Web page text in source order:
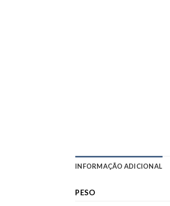
INFORMAÇÃO ADICIONAL
PESO